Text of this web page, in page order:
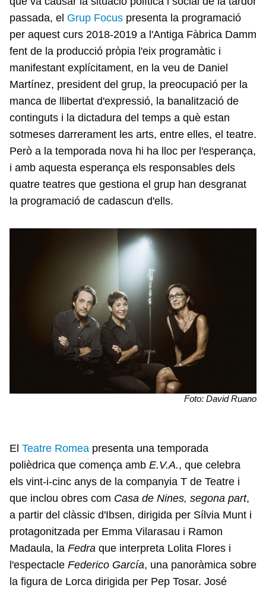
passada, el Grup Focus presenta la programació
per aquest curs 2018-2019 a l'Antiga Fàbrica Damm
fent de la producció pròpia l'eix programàtic i
manifestant explícitament, en la veu de Daniel
Martínez, president del grup, la preocupació per la
manca de llibertat d'expressió, la banalització de
continguts i la dictadura del temps a què estan
sotmeses darrerament les arts, entre elles, el teatre.
Però a la temporada nova hi ha lloc per l'esperança,
i amb aquesta esperança els responsables dels
quatre teatres que gestiona el grup han desgranat
la programació de cadascun d'ells.
Foto: David Ruano
El Teatre Romea presenta una temporada
polièdrica que comença amb E.V.A., que celebra
els vint-i-cinc anys de la companyia T de Teatre i
que inclou obres com Casa de Nines, segona part,
a partir del clàssic d'Ibsen, dirigida per Sílvia Munt i
protagonitzada per Emma Vilarasau i Ramon
Madaula, la Fedra que interpreta Lolita Flores i
l'espectacle Federico García, una panoràmica sobre
la figura de Lorca dirigida per Pep Tosar. José